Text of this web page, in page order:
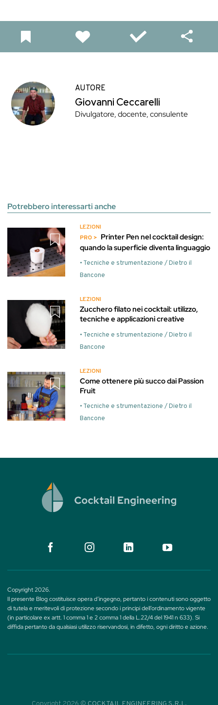
AUTORE
Giovanni Ceccarelli
Divulgatore, docente, consulente
Potrebbero interessarti anche
LEZIONI
Printer Pen nel cocktail design:
quando la superficie diventa linguaggio
• Tecniche e strumentazione / Dietro il
Bancone
LEZIONI
Zucchero filato nei cocktail: utilizzo,
tecniche e applicazioni creative
• Tecniche e strumentazione / Dietro il
Bancone
LEZIONI
Come ottenere più succo dai Passion
Fruit
• Tecniche e strumentazione / Dietro il
Bancone
Copyright 2026.
Il presente Blog costituisce opera d’ingegno, pertanto i contenuti sono oggetto
di tutela e meritevoli di protezione secondo i principi dell’ordinamento vigente
(in particolare ex artt. 1 comma 1 e 2 comma 1 della L.22/4 del 1941 n 633). Si
diffida pertanto da qualsiasi utilizzo riservandosi, in difetto, ogni diritto e azione.